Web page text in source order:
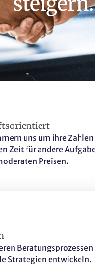
uns um ihre Zahlen
Zeit für andere
Preisen.
Strategien entwickeln.